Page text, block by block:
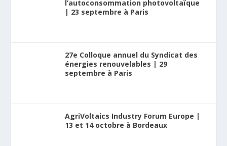
l’autoconsommation photovoltaïque
| 23 septembre à Paris
27e Colloque annuel du Syndicat des
énergies renouvelables | 29
septembre à Paris
AgriVoltaics Industry Forum Europe |
13 et 14 octobre à Bordeaux